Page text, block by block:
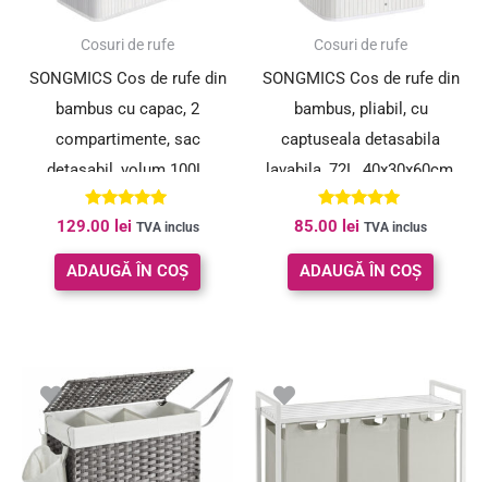
Cosuri de rufe
SONGMICS Cos de rufe din
bambus cu capac, 2
compartimente, sac
detasabil, volum 100L,
52x32x62cm, alb
Evaluat la
5.00
din 5
129.00 lei TVA inclus
ADAUGĂ ÎN COȘ
Cosuri de rufe
SONGMICS Cos de rufe din
bambus, pliabil, cu
captuseala detasabila
lavabila, 72L, 40x30x60cm,
alb
Evaluat la
5.00
din 5
85.00 lei TVA inclus
ADAUGĂ ÎN COȘ